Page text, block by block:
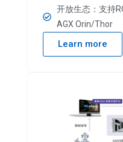
开放生态：支持
AGX Orin/Thor
Learn more